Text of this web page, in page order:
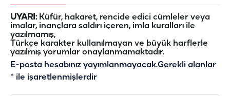
UYARI:Küfür, hakaret, rencide edici cümleler veya
imalar, inançlara saldırı içeren, imla kuralları ile
yazılmamış,
Türkçe karakter kullanılmayan ve büyük harflerle
yazılmış yorumlar onaylanmamaktadır.
E-posta hesabınız yayımlanmayacak.Gerekli alanlar
* ile işaretlenmişlerdir